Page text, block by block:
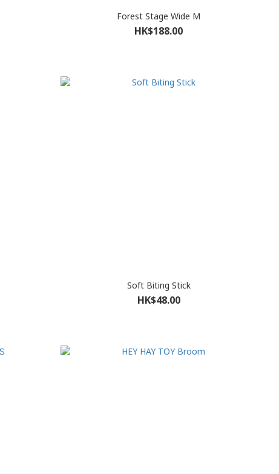
Forest Stage Wide M
HK$188.00
Soft Biting Stick
HK$48.00